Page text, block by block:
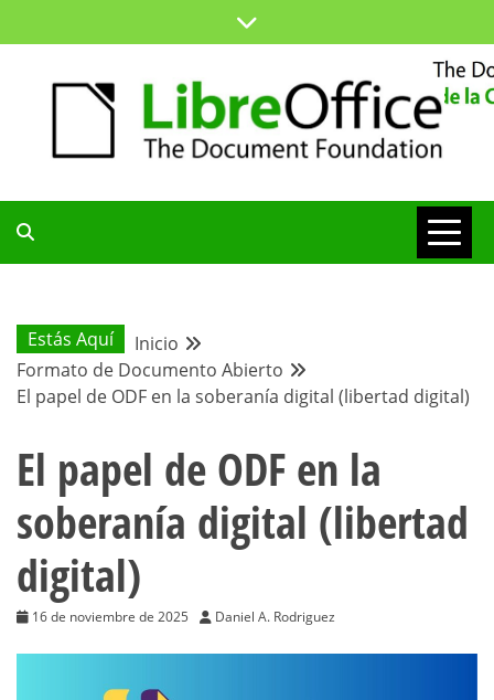
al
BLOG DE LA
COMUNIDAD
HISPANA
Estás Aquí
Inicio
Formato de Documento Abierto
El papel de ODF en la soberanía digital (libertad digital)
El papel de ODF en la
soberanía digital (libertad
digital)
16 de noviembre de 2025 Daniel A. Rodriguez